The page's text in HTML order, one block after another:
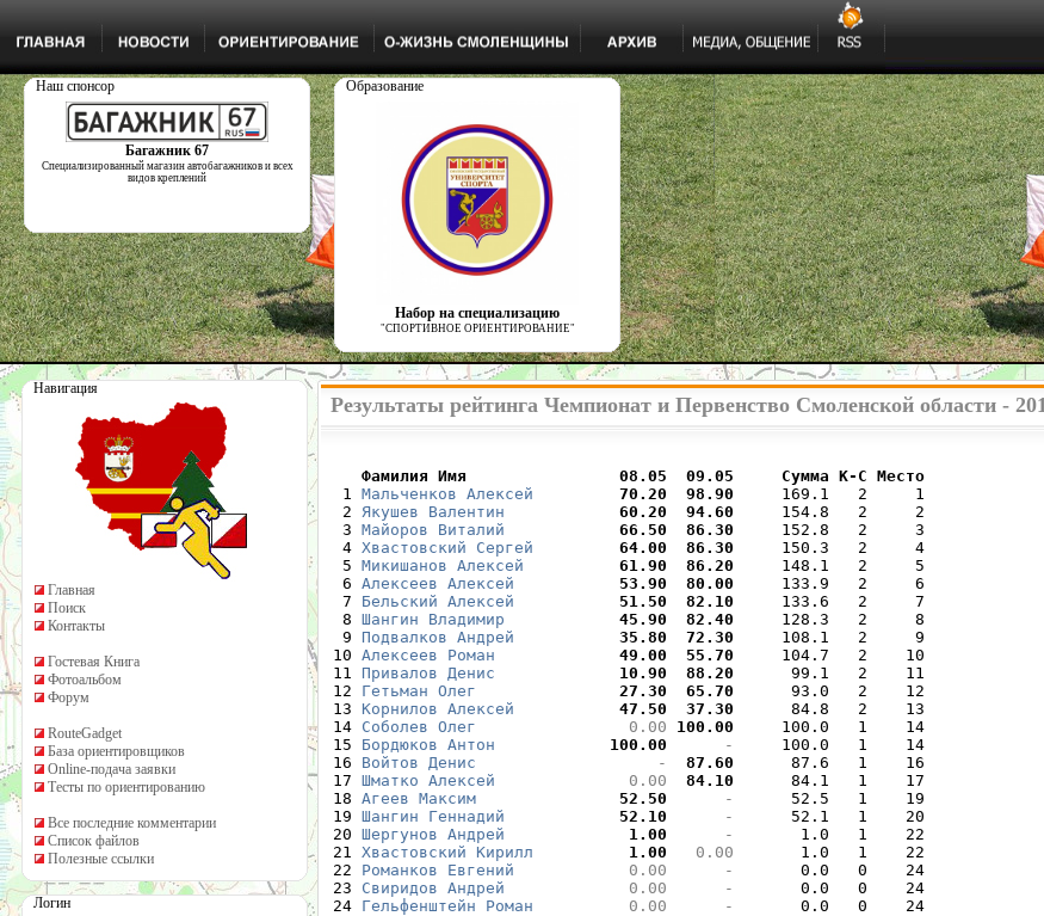
Наш спонсор
Багажник 67
Специализированный магазин автобагажников и всех
видов креплений
Образование
Набор на специализацию
"СПОРТИВНОЕ ОРИЕНТИРОВАНИЕ"
Навигация
Главная
Поиск
Контакты
Гостевая Книга
Фотоальбом
Форум
RouteGadget
База ориентировщиков
Online-подача заявки
Тесты по ориентированию
Все последние комментарии
Список файлов
Полезные ссылки
Логин
Результаты рейтинга Чемпионат и Первенство Смоленской области -
    Фамилия Имя
08.05 09.05
   Сумма К-С Место
1 Мальченков Алексей 70.20 98.90
    169.1   2     1
  2
Якушев Валентин 60.20 94.60
    154.8   2     2
  3
Майоров Виталий 66.50 86.30
    152.8   2     3
  4
Хвастовский Сергей 64.00 86.30
    150.3   2     4
  5
Микишанов Алексей 61.90 86.20
    148.1   2     5
  6
Алексеев Алексей 53.90 80.00
    133.9   2     6
  7
Бельский Алексей 51.50 82.10
    133.6   2     7
  8
Шангин Владимир 45.90 82.40
    128.3   2     8
  9
Подвалков Андрей 35.80 72.30
    108.1   2     9
10 Алексеев Роман 49.00 55.70
    104.7   2    10
11 Привалов Денис 10.90 88.20
     99.1   2    11
12 Гетьман Олег 27.30 65.70
     93.0   2    12
13 Корнилов Алексей 47.50 37.30
     84.8   2    13
14 Соболев Олег
  0.00
100.00
    100.0   1    14
15 Бордюков Антон 100.00
     -
    100.0   1    14
16 Войтов Денис
     -
87.60
     87.6   1    16
17 Шматко Алексей
  0.00
84.10
     84.1   1    17
18 Агеев Максим 52.50
     -
     52.5   1    19
19 Шангин Геннадий 52.10
     -
     52.1   1    20
20 Шергунов Андрей
  1.00
     -
      1.0   1    22
21 Хвастовский Кирилл
  1.00
  0.00
      1.0   1    22
22 Романков Евгений
  0.00
     -
      0.0   0    24
23 Свиридов Андрей
  0.00
     -
      0.0   0    24
24 Гельфенштейн Роман
  0.00
     -
      0.0   0    24